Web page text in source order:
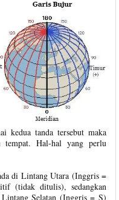
kedua tanda tersebut maka
tempat. Hal-hal yang perlu
di Lintang Utara (Inggris =
(tidak ditulis), sedangkan
Selatan (Inggris = S)